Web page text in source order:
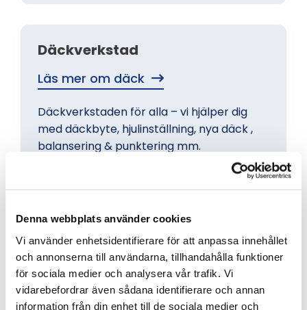
Denna webbplats använder cookies
Vi använder enhetsidentifierare för att anpassa innehållet
och annonserna till användarna, tillhandahålla funktioner
för sociala medier och analysera vår trafik. Vi
vidarebefordrar även sådana identifierare och annan
information från din enhet till de sociala medier och
Däckverkstad
Läs mer om däck
Däckverkstaden för alla – vi hjälper dig
med däckbyte, hjulinställning, nya däck ,
balansering & punktering mm.
Mer om transportbilar
Transportbilsverkstad i Västra Ämtervik /